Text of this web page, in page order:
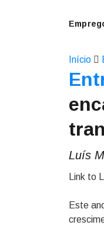
Início
Luís
Link to
Este